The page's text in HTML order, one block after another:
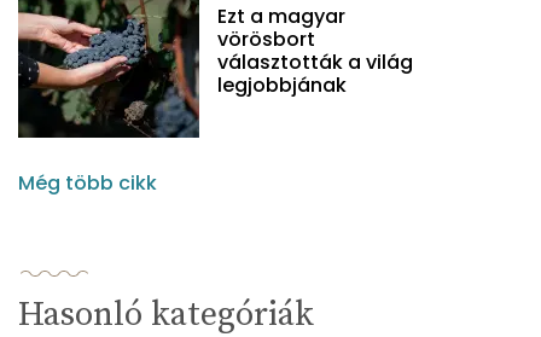
Ezt a magyar
vörösbort
választották a világ
legjobbjának
Még több cikk
Hasonló kategóriák